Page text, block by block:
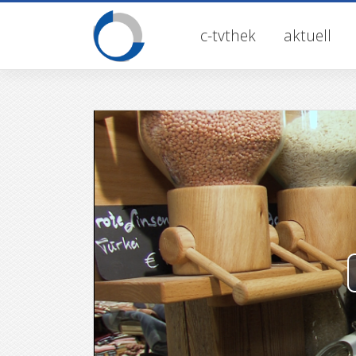
c-tvthek aktuell